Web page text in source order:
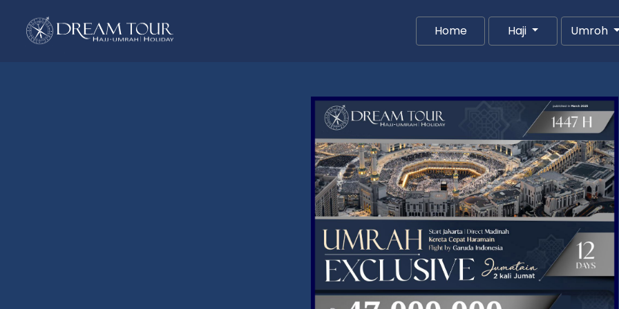
Home(current)Haji Umroh